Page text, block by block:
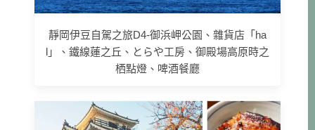
靜岡伊豆自駕之旅D4-御浜岬公園、雜貨店「ha
l」、鐵線蓮之丘、とらや工房、御殿場高原時之
栖點燈、啤酒餐廳